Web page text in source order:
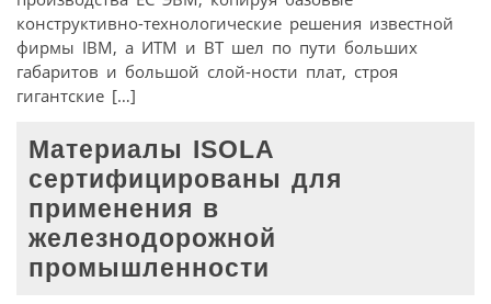
конструктивно-технологические решения известной
фирмы IBM, а ИТМ и ВТ шел по пути больших
габаритов и большой слой-ности плат, строя
гигантские […]
Материалы ISOLA
сертифицированы для
применения в
железнодорожной
промышленности